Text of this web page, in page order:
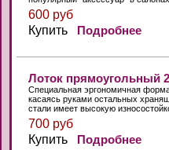
600 руб
Купить Подробнее
Лоток прямоугольный
Специальная эргономичная
касаясь руками остальных
стали имеет высокую
700 руб
Купить Подробнее